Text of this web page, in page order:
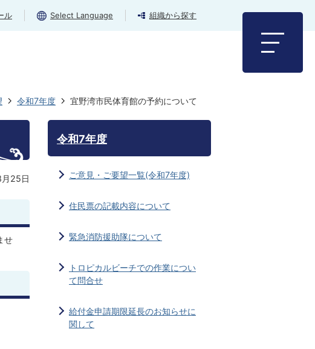
ル Select Language 組織から探す
令和7年度 宜野湾市民体育館の予約について
25日
せ
令和7年度
ご意見・ご要望一覧(令和7年度)
住民票の記載内容について
緊急消防援助隊について
トロピカルビーチでの作業につい
て問合せ
給付金申請期限延長のお知らせに
関して